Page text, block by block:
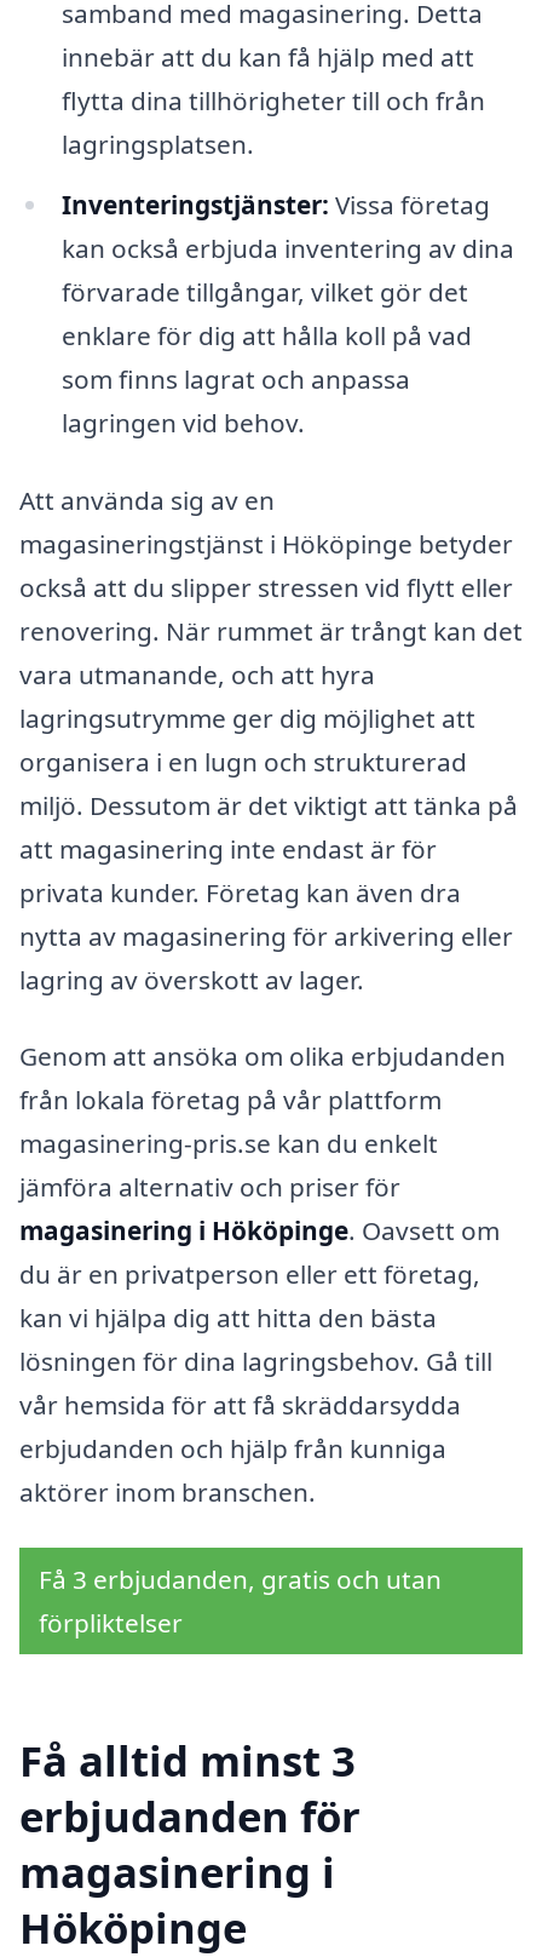
samband med magasinering. Detta
innebär att du kan få hjälp med att
flytta dina tillhörigheter till och från
lagringsplatsen.
Inventeringstjänster: Vissa företag
kan också erbjuda inventering av dina
förvarade tillgångar, vilket gör det
enklare för dig att hålla koll på vad
som finns lagrat och anpassa
lagringen vid behov.
Att använda sig av en
magasineringstjänst i Hököpinge betyder
också att du slipper stressen vid flytt eller
renovering. När rummet är trångt kan det
vara utmanande, och att hyra
lagringsutrymme ger dig möjlighet att
organisera i en lugn och strukturerad
miljö. Dessutom är det viktigt att tänka på
att magasinering inte endast är för
privata kunder. Företag kan även dra
nytta av magasinering för arkivering eller
lagring av överskott av lager.
Genom att ansöka om olika erbjudanden
från lokala företag på vår plattform
magasinering-pris.se kan du enkelt
jämföra alternativ och priser för
magasinering i Hököpinge. Oavsett om
du är en privatperson eller ett företag,
kan vi hjälpa dig att hitta den bästa
lösningen för dina lagringsbehov. Gå till
vår hemsida för att få skräddarsydda
erbjudanden och hjälp från kunniga
aktörer inom branschen.
Få 3 erbjudanden, gratis och utan
förpliktelser
Få alltid minst 3
erbjudanden för
magasinering i
Hököpinge